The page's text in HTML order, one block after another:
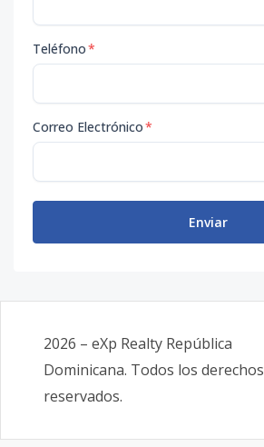
Teléfono*
Correo Electrónico*
Enviar
2026 – eXp Realty República
Dominicana. Todos los derechos
reservados.